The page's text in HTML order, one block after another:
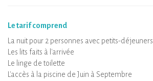
Le tarif comprend
La nuit pour 2 personnes avec petits-déjeuners
Les lits faits à l'arrivée
Le linge de toilette
L'accès à la piscine de Juin à Septembre